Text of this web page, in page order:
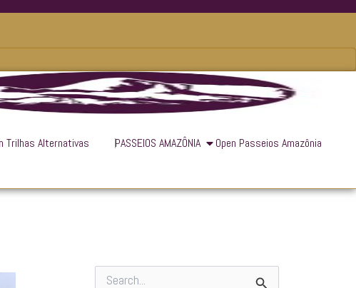
Trilhas Alternativas PASSEIOS AMAZÔNIA
Open Passeios Amazônia